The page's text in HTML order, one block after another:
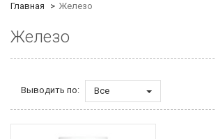
Главная Железо
Железо
Выводить по: Все